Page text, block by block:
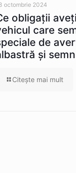
octombrie 2024
obligaţii
care
de
şi
Citeşte mai mult